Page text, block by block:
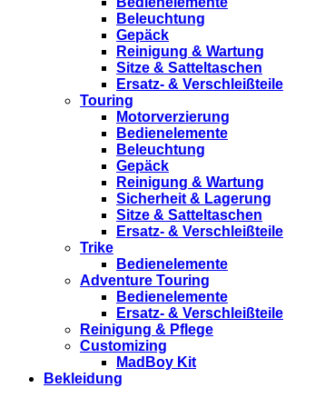
Beleuchtung
Gepäck
Reinigung & Wartung
Sitze & Satteltaschen
Ersatz- & Verschleißteile
Touring
Motorverzierung
Bedienelemente
Beleuchtung
Gepäck
Reinigung & Wartung
Sicherheit & Lagerung
Sitze & Satteltaschen
Ersatz- & Verschleißteile
Trike
Bedienelemente
Adventure Touring
Bedienelemente
Ersatz- & Verschleißteile
Reinigung & Pflege
Customizing
MadBoy Kit
Bekleidung